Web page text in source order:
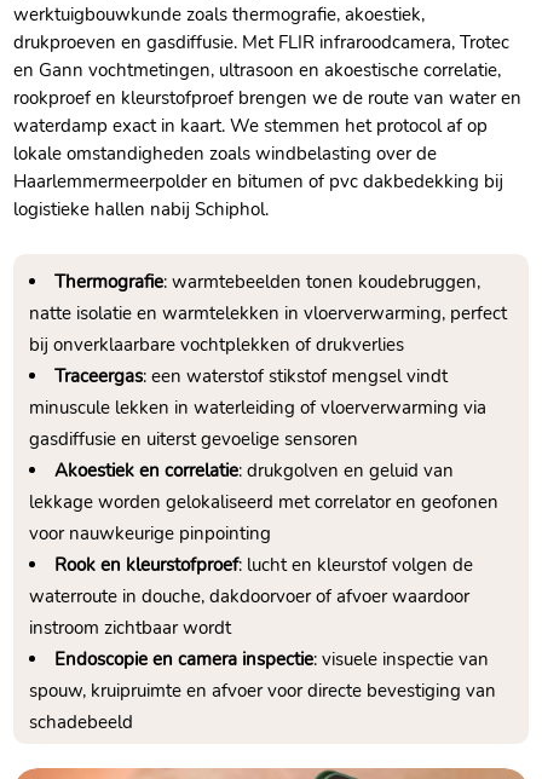
werktuigbouwkunde zoals thermografie, akoestiek,
drukproeven en gasdiffusie.​ Met FLIR infraroodcamera, Trotec
en Gann vochtmetingen, ultrasoon en akoestische correlatie,
rookproef en kleurstofproef brengen we de route van water en
waterdamp exact in kaart.​ We stemmen het protocol af op
lokale omstandigheden zoals windbelasting over de
Haarlemmermeerpolder en bitumen of pvc dakbedekking bij
logistieke hallen nabij Schiphol.​
Thermografie: warmtebeelden tonen koudebruggen,
natte isolatie en warmtelekken in vloerverwarming, perfect
bij onverklaarbare vochtplekken of drukverlies
Traceergas: een waterstof stikstof mengsel vindt
minuscule lekken in waterleiding of vloerverwarming via
gasdiffusie en uiterst gevoelige sensoren
Akoestiek en correlatie: drukgolven en geluid van
lekkage worden gelokaliseerd met correlator en geofonen
voor nauwkeurige pinpointing
Rook en kleurstofproef: lucht en kleurstof volgen de
waterroute in douche, dakdoorvoer of afvoer waardoor
instroom zichtbaar wordt
Endoscopie en camera inspectie: visuele inspectie van
spouw, kruipruimte en afvoer voor directe bevestiging van
schadebeeld